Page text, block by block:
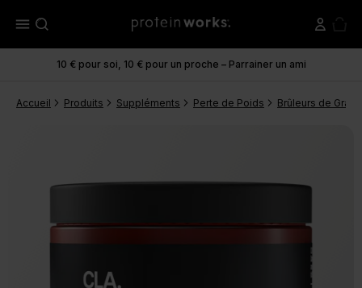
menu
10 € pour soi, 10 € pour un proche – Parrainer un ami
Accueil Produits Suppléments Perte de Poids Brûleurs de